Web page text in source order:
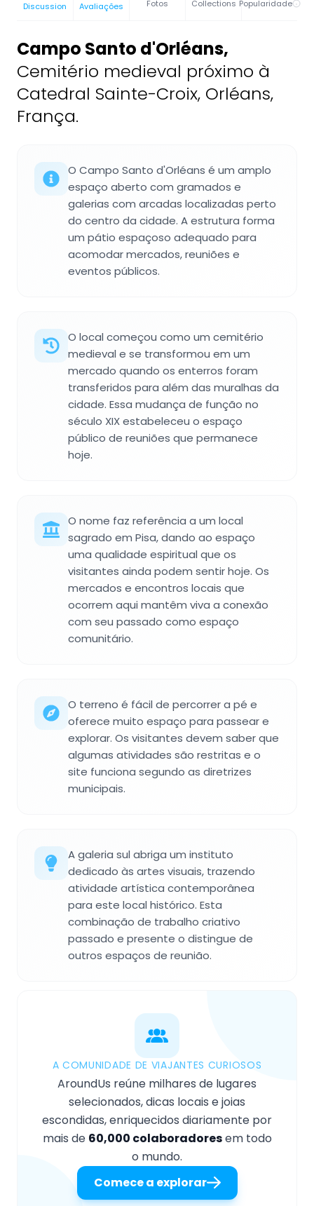
Discussion Avaliações Fotos Collections Popularidade
Campo Santo d'Orléans,
Cemitério medieval próximo à
Catedral Sainte-Croix, Orléans,
França.
O Campo Santo d'Orléans é um amplo
espaço aberto com gramados e
galerias com arcadas localizadas perto
do centro da cidade. A estrutura forma
um pátio espaçoso adequado para
acomodar mercados, reuniões e
eventos públicos.
O local começou como um cemitério
medieval e se transformou em um
mercado quando os enterros foram
transferidos para além das muralhas da
cidade. Essa mudança de função no
século XIX estabeleceu o espaço
público de reuniões que permanece
hoje.
O nome faz referência a um local
sagrado em Pisa, dando ao espaço
uma qualidade espiritual que os
visitantes ainda podem sentir hoje. Os
mercados e encontros locais que
ocorrem aqui mantêm viva a conexão
com seu passado como espaço
comunitário.
O terreno é fácil de percorrer a pé e
oferece muito espaço para passear e
explorar. Os visitantes devem saber que
algumas atividades são restritas e o
site funciona segundo as diretrizes
municipais.
A galeria sul abriga um instituto
dedicado às artes visuais, trazendo
atividade artística contemporânea
para este local histórico. Esta
combinação de trabalho criativo
passado e presente o distingue de
outros espaços de reunião.
A COMUNIDADE DE VIAJANTES CURIOSOS
AroundUs reúne milhares de lugares
selecionados, dicas locais e joias
escondidas, enriquecidos diariamente por
mais de 60,000 colaboradoresem todo
o mundo.
Comece a explorar